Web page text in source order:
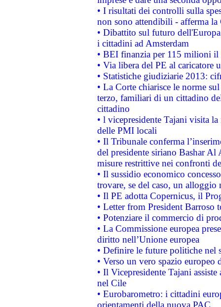
• I risultati dei controlli sulla
non sono attendibili - afferma la
• Dibattito sul futuro
i cittadini ad Amsterdam
• BEI finanzia per 115 milioni
• Via libera del PE al caricatore
• Statistiche giudiziarie 2013:
• La Corte chiarisce le norme
terzo, familiari di un cittadino
cittadino
• l vicepresidente Tajani visita
delle PMI locali
• Il Tribunale conferma
del presidente siriano Bashar Al
misure restrittive nei confronti
• Il sussidio economico
trovare, se del caso, un
• Il PE adotta Copernicus, il
• Letter from President Barroso
• Potenziare il commercio di
• La Commissione europea
diritto nell’Unione europea
• Definire le future politiche nel
• Verso un vero spazio
• Il Vicepresidente Tajani
nel Cile
• Eurobarometro: i cittadini
orientamenti della nuova PAC